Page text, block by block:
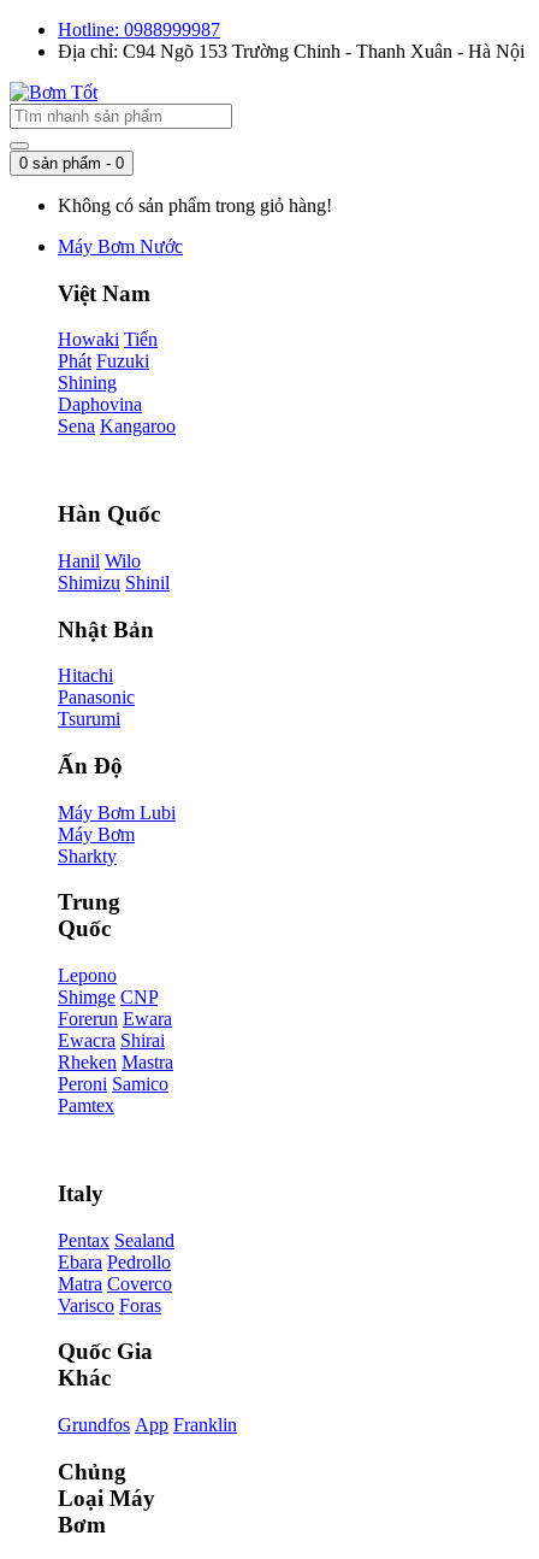
Hotline: 0988999987
Địa chỉ: C94 Ngõ 153 Trường Chinh - Thanh Xuân - Hà Nội
0 sản phẩm - 0
Không có sản phẩm trong giỏ hàng!
Máy Bơm Nước
Việt Nam
Howaki Tiến
Phát Fuzuki
Shining
Daphovina
Sena Kangaroo
Hàn Quốc
Hanil Wilo
Shimizu Shinil
Nhật Bản
Hitachi
Panasonic
Tsurumi
Ấn Độ
Máy Bơm Lubi
Máy Bơm
Sharkty
Trung
Quốc
Lepono
Shimge CNP
Forerun Ewara
Ewacra Shirai
Rheken Mastra
Peroni Samico
Pamtex
Italy
Pentax Sealand
Ebara Pedrollo
Matra Coverco
Varisco Foras
Quốc Gia
Khác
Grundfos App Franklin
Chủng
Loại Máy
Bơm